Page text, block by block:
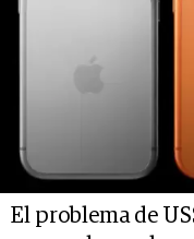
El problema de